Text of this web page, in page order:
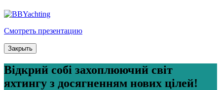
Смотреть презентацию
Закрыть
Відкрий собі захоплюючий світ
яхтингу з досягненням нових цілей!